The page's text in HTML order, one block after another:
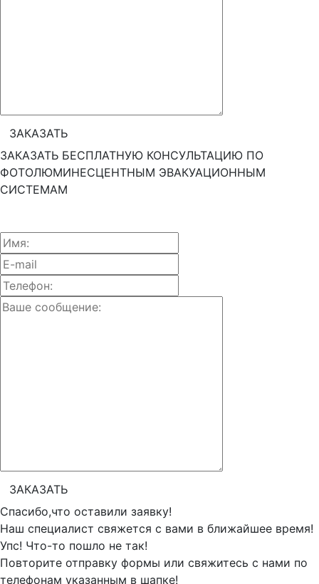
ЗАКАЗАТЬ БЕСПЛАТНУЮ КОНСУЛЬТАЦИЮ ПО
ФОТОЛЮМИНЕСЦЕНТНЫМ ЭВАКУАЦИОННЫМ
СИСТЕМАМ
Спасибо,что оставили заявку!
Наш специалист свяжется с вами в ближайшее время!
Упс! Что-то пошло не так!
Повторите отправку формы или свяжитесь с нами по
телефонам указанным в шапке!